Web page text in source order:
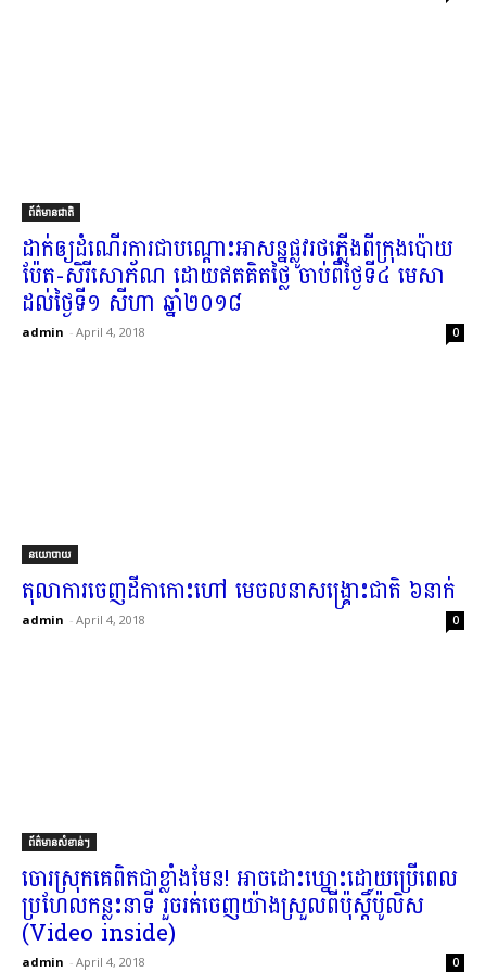
ព័ត៌មានជាតិ
ដាក់ឲ្យ​ដំណើរការ​ជា​បណ្ដោះអាសន្ន​ផ្លូវ​រថ​ភ្លើង​ពី​ក្រុង​ប៉ោយ
ប៉ែត​-​សិរីសោភ័ណ ដោយ​ឥតគិតថ្លៃ ចាប់ពី​ថ្ងៃ​ទី​៤ មេសា
ដល់​ថ្ងៃ​ទី​១ សីហា ឆ្នាំ​២០១៨
admin - April 4, 2018 0
នយោបាយ
តុលាការ​ចេញ​ដីកា​កោះហៅ មេ​ចលនា​សង្គ្រោះ​ជាតិ ៦​នាក់​
admin - April 4, 2018 0
ព័ត៌មានសំខាន់ៗ
ចោរ​ស្រុក​គេ​ពិតជា​ខ្លាំង​មែន​! អាច​ដោះ​ឃ្នោះ​ដោយ​ប្រើ​ពេល​
ប្រហែល​កន្លះ​នាទី រួច​រត់​ចេញ​យ៉ាង​ស្រួល​ពី​ប៉ុស្តិ៍​ប៉ូលិស​
(Video inside)
admin - April 4, 2018 0